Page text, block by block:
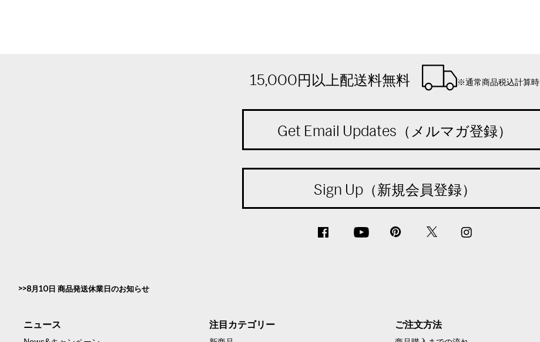
15,000円以上配送料無料 ※通常商品税込計算時
Get Email Updates（メルマガ登録）
Sign Up（新規会員登録）
8月10日 商品発送休業日のお知らせ
ニュース 注目カテゴリー ご注文方法